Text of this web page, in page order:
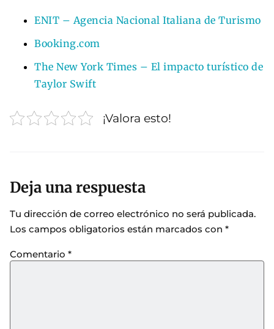
ENIT – Agencia Nacional Italiana de Turismo
Booking.com
The New York Times – El impacto turístico de
Taylor Swift
¡Valora esto!
Deja una respuesta
Tu dirección de correo electrónico no será publicada.
Los campos obligatorios están marcados con *
Comentario *